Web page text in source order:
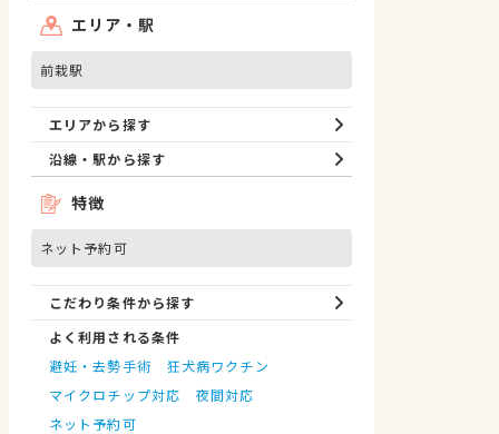
エリア・駅
前栽駅
エリアから探す
沿線・駅から探す
特徴
ネット予約可
こだわり条件から探す
よく利用される条件
避妊・去勢手術
狂犬病ワクチン
マイクロチップ対応
夜間対応
ネット予約可